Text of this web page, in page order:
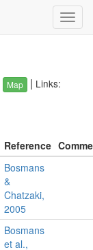
Map | Links:
Reference
Bosmans
&
Chatzaki,
2005
Bosmans
et al.,